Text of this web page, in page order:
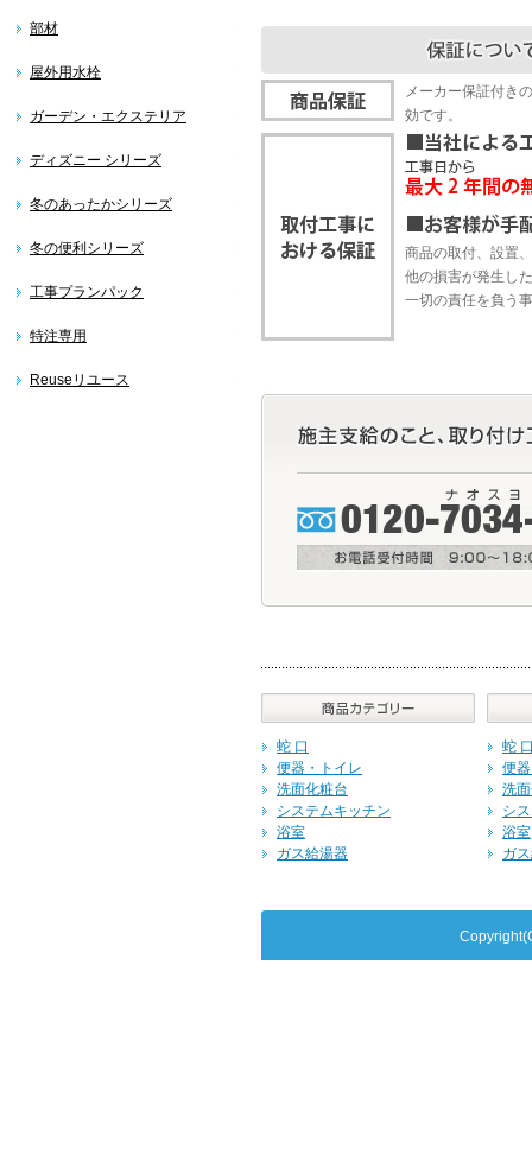
部材
屋外用水栓
ガーデン・エクステリア
ディズニー シリーズ
冬のあったかシリーズ
冬の便利シリーズ
工事プランパック
特注専用
Reuseリユース
メーカー保証付き
効です。
商品の取付、設置
他の損害が発生し
一切の責任を負う
蛇 口
便器・トイレ
洗面化粧台
システムキッチン
浴室
ガス給湯器
蛇
便
洗
シ
浴室
ガ